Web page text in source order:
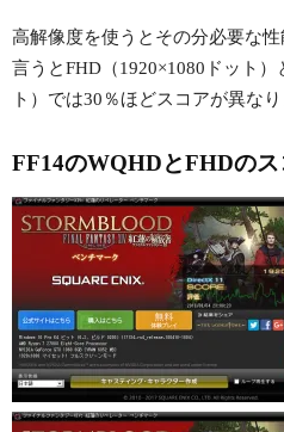
高解像度を使うとその分必要な
言うとFHD（1920×1080ドット）
ト）では30％ほどスコアが異なり
FF14のWQHDとFHDのス